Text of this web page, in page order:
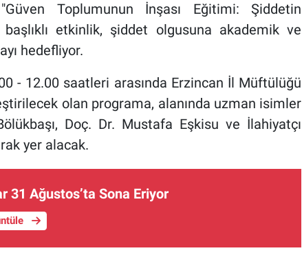
Toplumunun İnşası Eğitimi: Şiddetin
etkinlik, şiddet olgusuna akademik ve
hedefliyor.
- 12.00 saatleri arasında Erzincan İl Müftülüğü
olan programa, alanında uzman isimler
Doç. Dr. Mustafa Eşkisu ve İlahiyatçı
yer alacak.
31 Ağustos’ta Sona Eriyor